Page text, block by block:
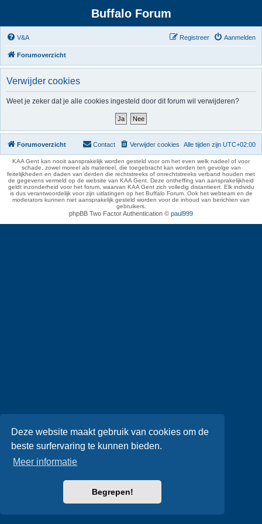
Deze website maakt gebruik van cookies om de
beste surfervaring te kunnen bieden.
Meer informatie
Begrepen!
Buffalo Forum
V&A Aanmelden
Registreer
Forumoverzicht
Verwijder cookies
Weet je zeker dat je alle cookies ingesteld door dit forum wil verwijderen?
Forumoverzicht Alle tijden zijn UTC+02:00
Verwijder cookies
Contact
KAA Gent kan nooit aansprakelijk worden gesteld voor om het even welk nadeel of voor
schade, zowel moreel als materieel, die toegebracht kan worden ten gevolge van
feitelijkheden en daden van derden die rechtstreeks of onrechtstreeks verband houden met
de gegevens vermeld op de website van KAA Gent. Deze ontheffing van aansprakelijkheid
geldt inzonderheid voor het forum, waarvan KAA Gent zich volledig distantieert. Elk individu
is dus verantwoordelijk voor zijn uitlatingen op het Buffalo Forum. Ook het webteam en de
moderators kunnen niet aansprakelijk gesteld worden voor de inhoud van berichten van
gebruikers.
phpBB Two Factor Authentication © paul999